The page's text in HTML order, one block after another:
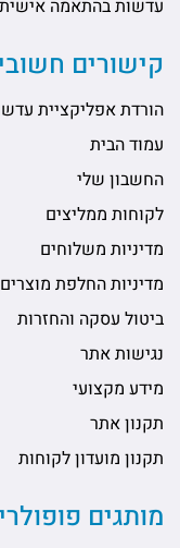
עדשות בהתאמה אישית
קישורים
הורדת אפליקציית
עמוד הבית
החשבון שלי
לקוחות ממליצים
מדיניות משלוחים
מדיניות החלפת מוצרים
ביטול עסקה והחזרות
נגישות אתר
מידע מקצועי
תקנון אתר
תקנון מועדון לקוחות
מותגים